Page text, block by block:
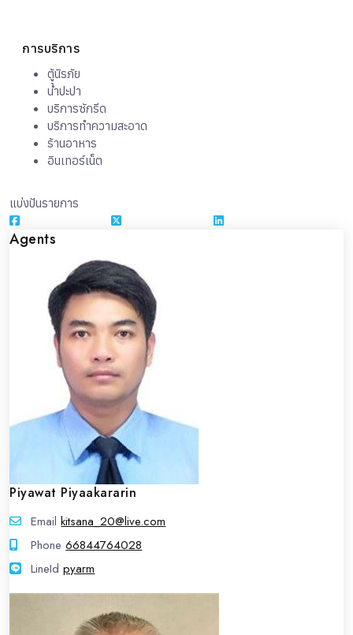
การบริการ
ตู้นิรภัย
น้ำปะปา
บริการซักรีด
บริการทำความสะอาด
ร้านอาหาร
อินเทอร์เน็ต
แบ่งปันรายการ
Agents
Piyawat Piyaakararin
Email kitsana_20@live.com
Phone 66844764028
LineId
LineId pyarm